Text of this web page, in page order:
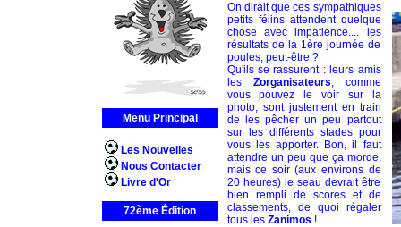
Menu Principal
Les Nouvelles
Nous Contacter
Livre d'Or
72ème Édition
On dirait que ces sympathiques
petits félins attendent quelque
chose avec impatience.... les
résultats de la 1ère journée de
poules, peut-être ?
Qu'ils se rassurent : leurs amis
les Zorganisateurs, comme
vous pouvez le voir sur la
photo, sont justement en train
de les pêcher un peu partout
sur les différents stades pour
vous les apporter. Bon, il faut
attendre un peu que ça morde,
mais ce soir (aux environs de
20 heures) le seau devrait être
bien rempli de scores et de
classements, de quoi régaler
tous les Zanimos !